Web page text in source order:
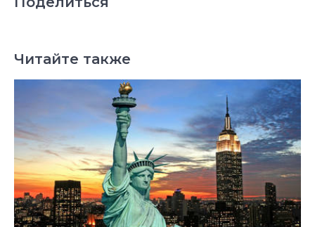
Читайте также